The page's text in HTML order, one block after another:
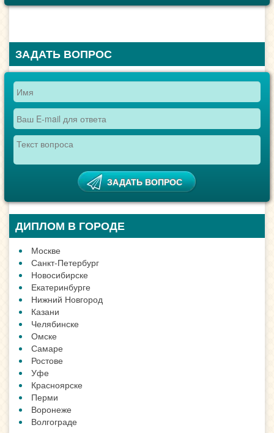
ЗАДАТЬ ВОПРОС
ДИПЛОМ В ГОРОДЕ
Москве
Санкт-Петербург
Новосибирске
Екатеринбурге
Нижний Новгород
Казани
Челябинске
Омске
Самаре
Ростове
Уфе
Красноярске
Перми
Воронеже
Волгограде